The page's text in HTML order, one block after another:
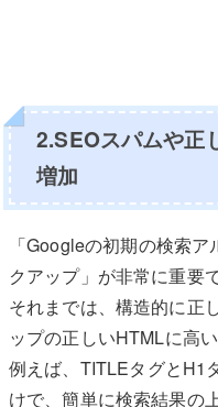
2.SEOスパムや正
増加
「Googleの初期の検索
クアップ」が非常に重要で
それまでは、構造的に正
ップの正しいHTMLに高
例えば、TITLEタグとH1
けで、簡単に検索結果の